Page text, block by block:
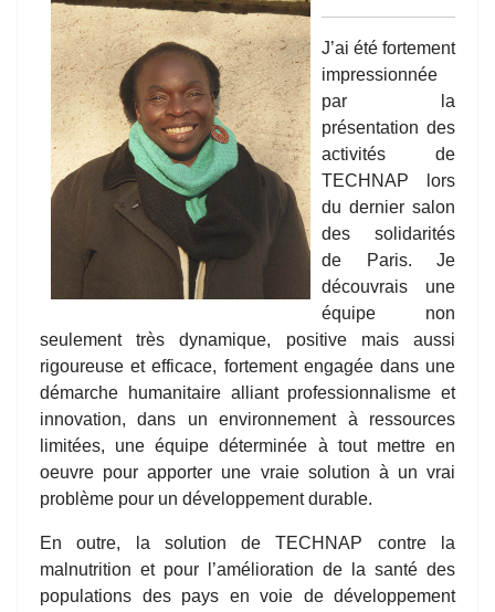
J’ai été fortement
impressionnée
par la
présentation des
activités de
TECHNAP lors
du dernier salon
des solidarités
de Paris. Je
découvrais une
équipe non
seulement très dynamique, positive mais aussi
rigoureuse et efficace, fortement engagée dans une
démarche humanitaire alliant professionnalisme et
innovation, dans un environnement à ressources
limitées, une équipe déterminée à tout mettre en
oeuvre pour apporter une vraie solution à un vrai
problème pour un développement durable.
En outre, la solution de TECHNAP contre la
malnutrition et pour l’amélioration de la santé des
populations des pays en voie de développement